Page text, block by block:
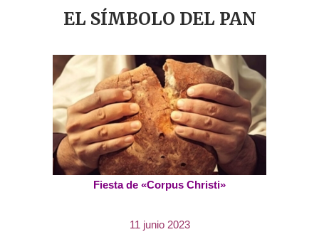
EL SÍMBOLO DEL PAN
Fiesta de «Corpus Christi»
11 junio 2023